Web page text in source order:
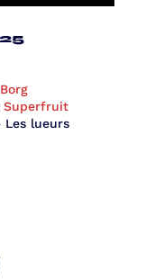
Superfruit
lueurs